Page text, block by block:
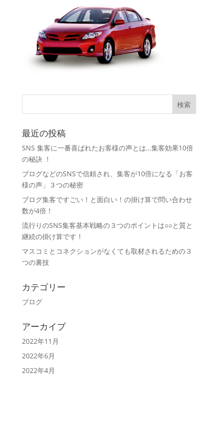
最近の投稿
SNS 集客に一番喜ばれたお客様の声とは…集客効果10倍
の秘訣 ！
ブログなどのSNSで信頼され、集客が10倍になる「お客
様の声」３つの秘密
ブログ集客ですごい！と面白い！の掛け算で問い合わせ
数が4倍！
流行りのSNS集客基本戦略の３つのポイントは○○と質と
継続の掛け算です！
マスコミとコネクションがなくても取材されるための３
つの裏技
カテゴリー
ブログ
アーカイブ
2022年11月
2022年6月
2022年4月